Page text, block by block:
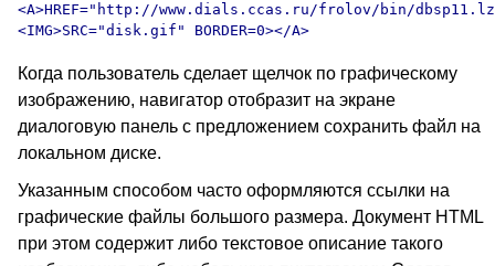
<A>HREF="http://www.dials.ccas.ru/frolov/bin/
Когда пользователь сделает щелчок по графическому
изображению, навигатор отобразит на экране
диалоговую панель с предложением сохранить файл на
локальном диске.
Указанным способом часто оформляются ссылки на
графические файлы большого размера. Документ HTML
при этом содержит либо текстовое описание такого